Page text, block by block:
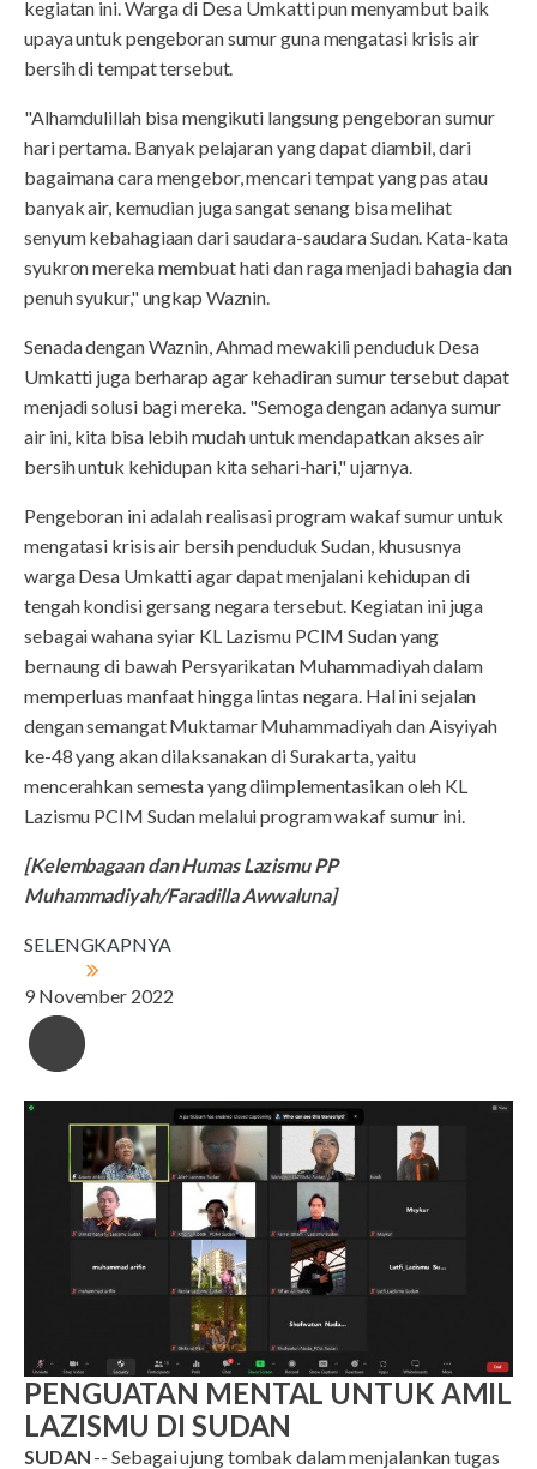
kegiatan ini. Warga di Desa Umkatti pun menyambut baik
upaya untuk pengeboran sumur guna mengatasi krisis air
bersih di tempat tersebut.
"Alhamdulillah bisa mengikuti langsung pengeboran sumur
hari pertama. Banyak pelajaran yang dapat diambil, dari
bagaimana cara mengebor, mencari tempat yang pas atau
banyak air, kemudian juga sangat senang bisa melihat
senyum kebahagiaan dari saudara-saudara Sudan. Kata-kata
syukron mereka membuat hati dan raga menjadi bahagia dan
penuh syukur," ungkap Waznin.
Senada dengan Waznin, Ahmad mewakili penduduk Desa
Umkatti juga berharap agar kehadiran sumur tersebut dapat
menjadi solusi bagi mereka. "Semoga dengan adanya sumur
air ini, kita bisa lebih mudah untuk mendapatkan akses air
bersih untuk kehidupan kita sehari-hari," ujarnya.
Pengeboran ini adalah realisasi program wakaf sumur untuk
mengatasi krisis air bersih penduduk Sudan, khususnya
warga Desa Umkatti agar dapat menjalani kehidupan di
tengah kondisi gersang negara tersebut. Kegiatan ini juga
sebagai wahana syiar KL Lazismu PCIM Sudan yang
bernaung di bawah Persyarikatan Muhammadiyah dalam
memperluas manfaat hingga lintas negara. Hal ini sejalan
dengan semangat Muktamar Muhammadiyah dan Aisyiyah
ke-48 yang akan dilaksanakan di Surakarta, yaitu
mencerahkan semesta yang diimplementasikan oleh KL
Lazismu PCIM Sudan melalui program wakaf sumur ini.
[Kelembagaan dan Humas Lazismu PP
Muhammadiyah/Faradilla Awwaluna]
SELENGKAPNYA
9 November 2022
PENGUATAN MENTAL UNTUK AMIL
LAZISMU DI SUDAN
SUDAN -- Sebagai ujung tombak dalam menjalankan tugas